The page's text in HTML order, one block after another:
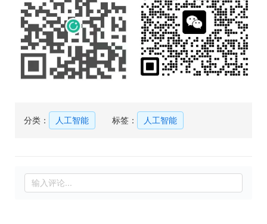
分类： 人工智能 标签： 人工智能